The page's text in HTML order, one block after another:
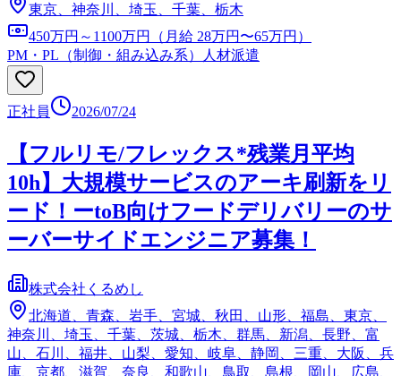
東京、神奈川、埼玉、千葉、栃木
450万円～1100万円（月給 28万円〜65万円）
PM・PL（制御・組み込み系）
人材派遣
正社員 2026/07/24
【フルリモ/フレックス*残業月平均
10h】大規模サービスのアーキ刷新をリ
ード！ーtoB向けフードデリバリーのサ
ーバーサイドエンジニア募集！
株式会社くるめし
北海道、青森、岩手、宮城、秋田、山形、福島、東京、
神奈川、埼玉、千葉、茨城、栃木、群馬、新潟、長野、富
山、石川、福井、山梨、愛知、岐阜、静岡、三重、大阪、兵
庫、京都、滋賀、奈良、和歌山、鳥取、島根、岡山、広島、